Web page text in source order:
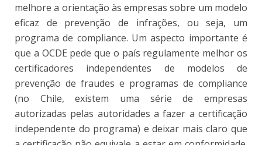
melhore a orientação às empresas sobre um modelo
eficaz de prevenção de infrações, ou seja, um
programa de compliance. Um aspecto importante é
que a OCDE pede que o país regulamente melhor os
certificadores independentes de modelos de
prevenção de fraudes e programas de compliance
(no Chile, existem uma série de empresas
autorizadas pelas autoridades a fazer a certificação
independente do programa) e deixar mais claro que